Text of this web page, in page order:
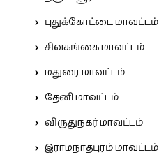
புதுக்கோட்டை மாவட்டம்
சிவகங்கை மாவட்டம்
மதுரை மாவட்டம்
தேனி மாவட்டம்
விருதுநகர் மாவட்டம்
இராமநாதபுரம் மாவட்டம்